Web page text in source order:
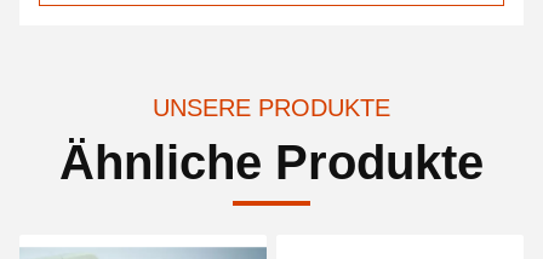
UNSERE PRODUKTE
Ähnliche Produkte